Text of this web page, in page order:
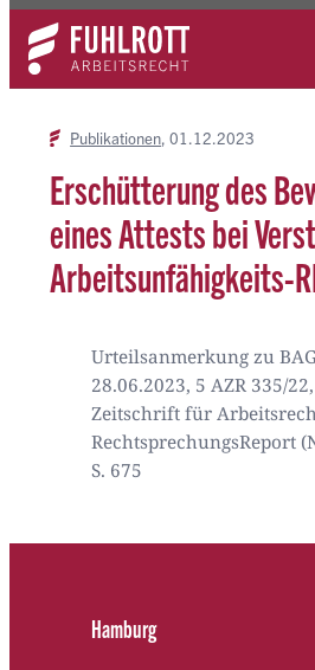
Zum
Inhalt
springen
Kontakt
Publikationen 01.12.2023
Erschütterung des
eines Attests bei
Arbeitsunfähigkeits-
Urteilsanmerkung zu
28.06.2023, 5 AZR 335/
Zeitschrift für
RechtsprechungsReport
S. 675
Hamburg